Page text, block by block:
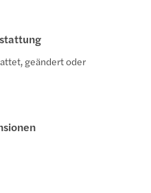
geändert oder